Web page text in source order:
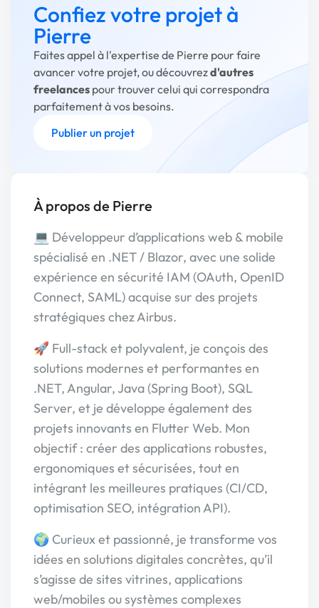
Confiez votre projet à
Pierre
Faites appel à l'expertise de Pierre pour faire
avancer votre projet, ou découvrezd'autres
freelances pour trouver celui qui correspondra
parfaitement à vos besoins.
Publier un projet
À propos de Pierre
💻 Développeur d’applications web & mobile
spécialisé en .NET / Blazor, avec une solide
expérience en sécurité IAM (OAuth, OpenID
Connect, SAML) acquise sur des projets
stratégiques chez Airbus.
🚀 Full-stack et polyvalent, je conçois des
solutions modernes et performantes en
.NET, Angular, Java (Spring Boot), SQL
Server, et je développe également des
projets innovants en Flutter Web. Mon
objectif : créer des applications robustes,
ergonomiques et sécurisées, tout en
intégrant les meilleures pratiques (CI/CD,
optimisation SEO, intégration API).
🌍 Curieux et passionné, je transforme vos
idées en solutions digitales concrètes, qu’il
s’agisse de sites vitrines, applications
web/mobiles ou systèmes complexes